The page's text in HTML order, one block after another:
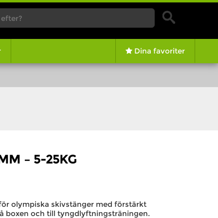
Dina favoriter
– 5-25KG
olympiska skivstänger med förstärkt
boxen och till tyngdlyftningsträningen.